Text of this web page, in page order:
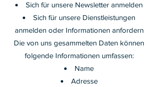
Sich für unsere Newsletter anmelden
Sich für unsere Dienstleistungen
anmelden oder Informationen anfordern
Die von uns gesammelten Daten können
folgende Informationen umfassen:
Name
Adresse